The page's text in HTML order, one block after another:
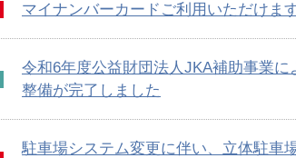
マイナンバーカードご利用いただけま
令和6年度公益財団法人JKA補助事業に
整備が完了しました
駐車場システム変更に伴い、立体駐車